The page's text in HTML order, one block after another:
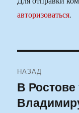
авторизоваться.
по
записям
НАЗАД
Предыдущая
запись:
В Ростове